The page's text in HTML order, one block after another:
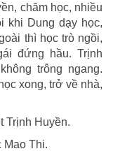
chăm học, nhiều
khi Dung dạy học,
thì học trò ngồi,
đứng hầu. Trịnh
trông ngang.
xong, trở về nhà,
Trịnh Huyền.
Mao Thi.